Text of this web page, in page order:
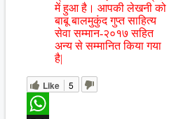
में हुआ है। आपकी लेखनी को
बाबू बालमुकुंद गुप्त साहित्य
सेवा सम्मान-२०१७ सहित
अन्य से सम्मानित किया गया
है|
Like 5